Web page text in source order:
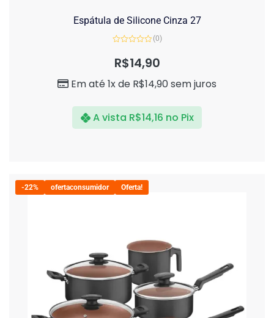
Espátula de Silicone Cinza 27
de
(0)
R$14,90
Em até 1x de R$14,90sem juros
A vista R$14,16 no Pix
-22% ofertaconsumidor Oferta!